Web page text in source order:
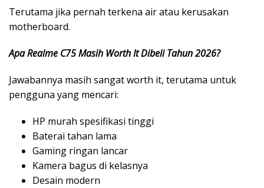
Terutama jika pernah terkena air atau kerusakan
motherboard.
Apa Realme C75 Masih Worth It Dibeli Tahun 2026?
Jawabannya masih sangat worth it, terutama untuk
pengguna yang mencari:
HP murah spesifikasi tinggi
Baterai tahan lama
Gaming ringan lancar
Kamera bagus di kelasnya
Desain modern